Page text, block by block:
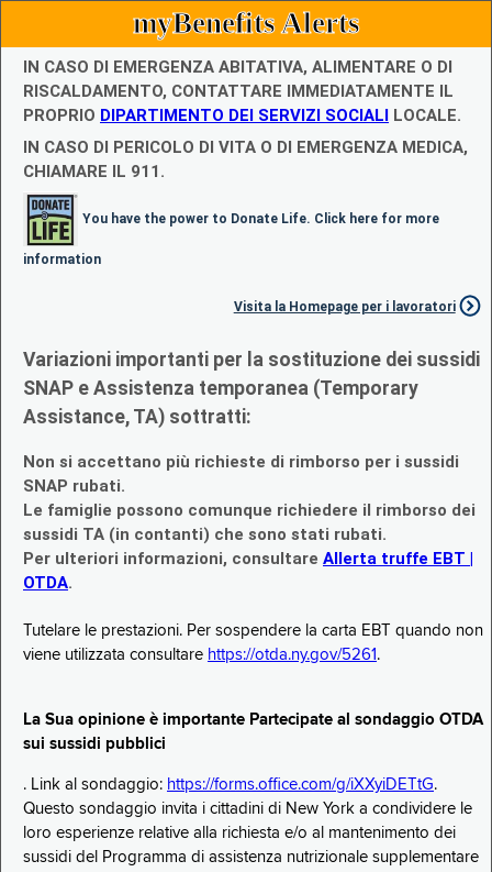
myBenefits Alerts
IN CASO DI EMERGENZA ABITATIVA, ALIMENTARE O DI
RISCALDAMENTO, CONTATTARE IMMEDIATAMENTE IL
PROPRIO DIPARTIMENTO DEI SERVIZI SOCIALI LOCALE.
IN CASO DI PERICOLO DI VITA O DI EMERGENZA MEDICA,
CHIAMARE IL 911.
You have the power to Donate Life. Click here for more
information
Visita la Homepage per i lavoratori
Variazioni importanti per la sostituzione dei sussidi
SNAP e Assistenza temporanea (Temporary
Assistance, TA) sottratti:
Non si accettano più richieste di rimborso per i sussidi
SNAP rubati.
Le famiglie possono comunque richiedere il rimborso dei
sussidi TA (in contanti) che sono stati rubati.
Per ulteriori informazioni, consultare Allerta truffe EBT |
OTDA.
Tutelare le prestazioni. Per sospendere la carta EBT quando non
viene utilizzata consultare https://otda.ny.gov/5261 .
La Sua opinione è importante Partecipate al sondaggio OTDA
sui sussidi pubblici
. Link al sondaggio: https://forms.office.com/g/iXXyiDETtG.
Questo sondaggio invita i cittadini di New York a condividere le
loro esperienze relative alla richiesta e/o al mantenimento dei
sussidi del Programma di assistenza nutrizionale supplementare